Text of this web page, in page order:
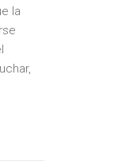
la